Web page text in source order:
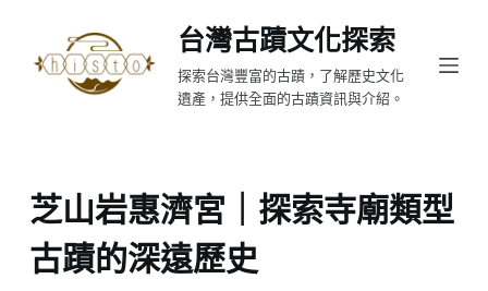
至
台灣古蹟文化探索
探索台灣豐富的古蹟，了解歷史文化
遺產，提供全面的古蹟資訊與介紹。
芝山岩惠濟宮｜探索寺廟類型
古蹟的深遠歷史